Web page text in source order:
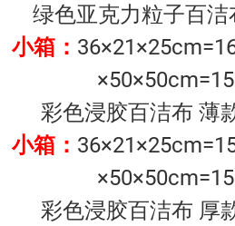
绿色亚克力粒子百洁
小箱：
彩色浸胶百洁布 薄
小箱：
彩色浸胶百洁布 厚